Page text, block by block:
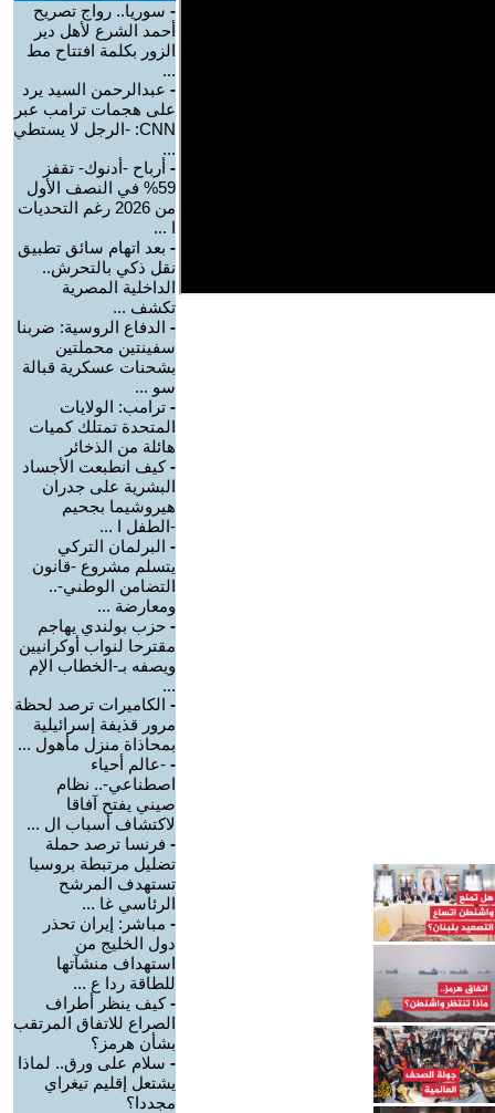
- سوريا.. رواج تصريح
أحمد الشرع لأهل دير
الزور بكلمة افتتاح مط
...
- عبدالرحمن السيد يرد
على هجمات ترامب عبر
CNN: -الرجل لا يستطي
...
- أرباح -أدنوك- تقفز
59% في النصف الأول
من 2026 رغم التحديات
ا ...
- بعد اتهام سائق تطبيق
نقل ذكي بالتحرش..
الداخلية المصرية
تكشف ...
- الدفاع الروسية: ضربنا
سفينتين محملتين
بشحنات عسكرية قبالة
سو ...
- ترامب: الولايات
المتحدة تمتلك كميات
هائلة من الذخائر
-كيف انطبعت الأجساد
البشرية على جدران
هيروشيما بجحيم
-الطفل ا ...
- البرلمان التركي
يتسلم مشروع -قانون
التضامن الوطني-..
ومعارضة ...
- حزب بولندي يهاجم
مقترحا لنواب أوكرانيين
ويصفه بـ-الخطاب الإم
...
- الكاميرات ترصد لحظة
مرور قذيفة إسرائيلية
بمحاذاة منزل مأهول ...
- -عالم أحياء
اصطناعي-.. نظام
صيني يفتح آفاقا
لاكتشاف أسباب ال ...
- فرنسا ترصد حملة
تضليل مرتبطة بروسيا
تستهدف المرشح
الرئاسي غا ...
- مباشر: إيران تحذر
دول الخليج من
استهداف منشآتها
للطاقة ردا ع ...
-كيف ينظر أطراف
الصراع للاتفاق المرتقب
بشأن هرمز؟
- سلام على ورق.. لماذا
يشتعل إقليم تيغراي
مجددا؟